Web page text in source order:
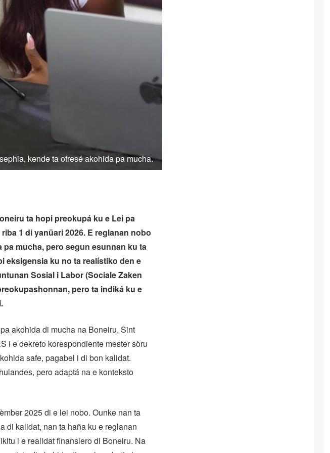
kende ta ofresé akohida pa mucha.
ta hopi preokupá ku e Lei pa
1 di yanüari 2026. E reglanan nobo
mucha, pero segun esunnan ku ta
eksigensia ku no ta realístiko den e
Sosial i Labor (Sociale Zaken
pero ta indiká ku e
akohida di mucha na Boneiru, Sint
i e dekreto korespondiente mester sòru
safe, pagabel i di bon kalidat.
pero adaptá na e konteksto
2025 di e lei nobo. Ounke nan ta
di kalidat, nan ta haña ku e reglanan
i e realidat finansiero di Boneiru. Na